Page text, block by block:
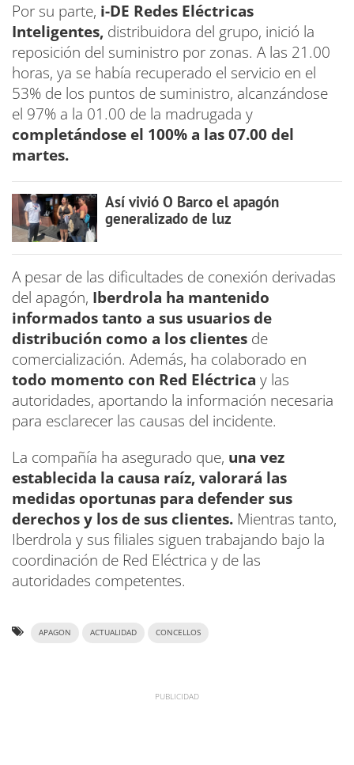
Por su parte, i-DE Redes Eléctricas
Inteligentes, distribuidora del grupo, inició la
reposición del suministro por zonas. A las 21.00
horas, ya se había recuperado el servicio en el
53% de los puntos de suministro, alcanzándose
el 97% a la 01.00 de la madrugada y
completándose el 100% a las 07.00 del
martes.
Así vivió O Barco el apagón
generalizado de luz
A pesar de las dificultades de conexión derivadas
del apagón, Iberdrola ha mantenido
informados tanto a sus usuarios de
distribución como a los clientes de
comercialización. Además, ha colaborado en
todo momento con Red Eléctrica y las
autoridades, aportando la información necesaria
para esclarecer las causas del incidente.
La compañía ha asegurado que, una vez
establecida la causa raíz, valorará las
medidas oportunas para defender sus
derechos y los de sus clientes. Mientras tanto,
Iberdrola y sus filiales siguen trabajando bajo la
coordinación de Red Eléctrica y de las
autoridades competentes.
APAGON ACTUALIDAD CONCELLOS